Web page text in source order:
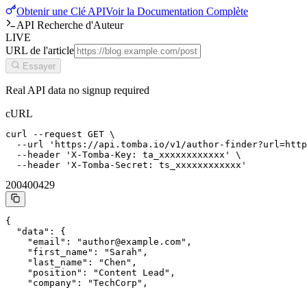
Obtenir une Clé APIVoir la Documentation Complète
API Recherche d'Auteur
LIVE
URL de l'article
Essayer
Real API data no signup required
cURL
curl --request GET \
--url 'https://api.tomba.io/v1/author-
  --header 'X-Tomba-Key: ta_xxxxxxxxxxxx' \
  --header 'X-Tomba-Secret: ts_xxxxxxxxxxxx'
200400429
{
  "data": {
    "email": "author@example.com",
    "first_name": "Sarah",
    "last_name": "Chen",
    "position": "Content Lead",
    "company": "TechCorp",